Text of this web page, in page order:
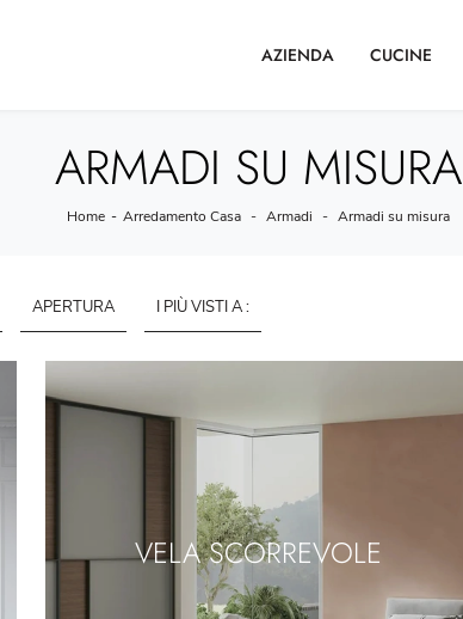
AZIENDA CUCINE
ARMADI SU MISURA
Home - Arredamento Casa - Armadi - Armadi su misura
APERTURA I PIÙ VISTI A :
VELA SCORREVOLE